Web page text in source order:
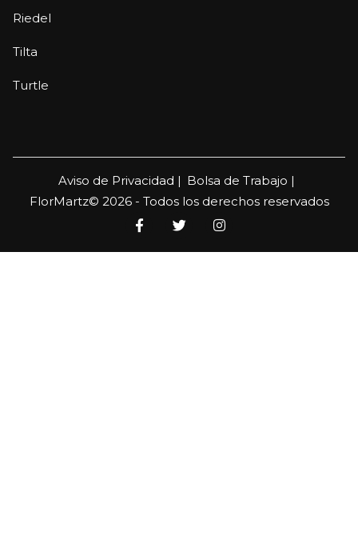
Riedel
Tilta
Turtle
Aviso de Privacidad | Bolsa de Trabajo |
FlorMartz© 2026 - Todos los derechos reservados